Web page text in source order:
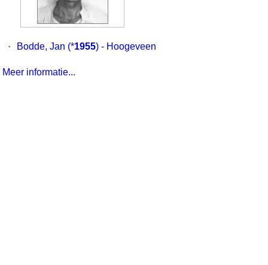
· Bodde, Jan (*1955) - Hoogeveen
Meer informatie...